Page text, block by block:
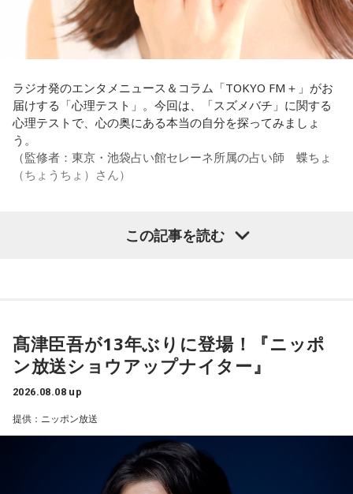
【解答】
1．鳩のぬいぐるみ……本性は「愛情深い天使」
鳩のぬいぐるみは「愛情」を暗示しています。あなたは追い
詰められても、自分より大切な誰かを思い浮かべる、利他的
なタイプ。窮地でこそ人にやさしくできる、あたたかい心の
持ち主です。ただ、自分を後回しにしすぎないよう気をつけ
てください。
2．身分証……本性は「したたかな悪魔」
身分証は「あなた自身の存在」を暗示しています。あなたは
窮地に立たされると、何よりまず自分を守り抜く、利己的な
の武器にもなるでしょう。
もしれません。勢いが吉と出ることも多いですが、一呼吸置
いて考える癖もつけてみて。
4．懐中電灯……本性は「冷静な神様!?」
限の場面でもパニックにならず、状況を一歩引いて見極める
冷静沈着なタイプ。感情に飲まれず、俯瞰して考えられるタ
イプです。ただ、いつも冷静すぎると近寄りがたく見られる
こともあるので、時には素直になってみましょう。
ラジオ発のエンタメニュース＆コラム「TOKYO FM＋」がお
届けする「心理テスト」。今回は、「スズメバチ」に関する
心理テストで、心の奥にある本当の自分を探ってみましょ
う。
（監修者：東京・池袋占い館セレーネ所属の占い師 蝶ちょ
（ちょうちょ）さん）
ふと見ると、あなたは無我夢中で、あるものを握りしめてい
ました。
それは何でしたか？次の中から近いものを1つ選んでくださ
1． 鳩のぬいぐるみ
2． パスポートなどの身分証
3． 買ったばかりの乾電池
この記事を読む
髙津臣吾が13年ぶりに登場！『ニッポ
ン放送ショウアップナイター』
2026.08.08 up
提供：ニッポン放送